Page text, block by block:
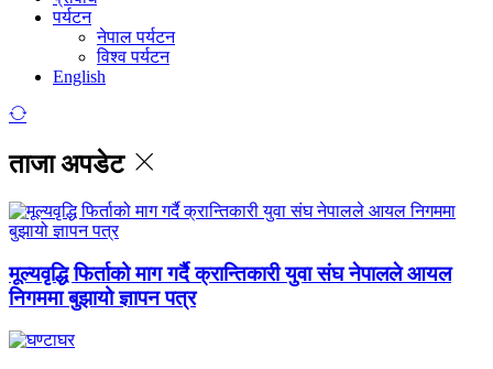
पर्यटन
नेपाल पर्यटन
विश्व पर्यटन
English
ताजा अपडेट
मूल्यवृद्धि फिर्ताको माग गर्दै क्रान्तिकारी युवा संघ नेपालले आयल
निगममा बुझायो ज्ञापन पत्र